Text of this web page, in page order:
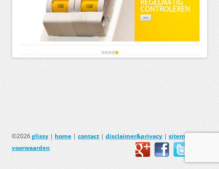
©2026glissy | home | contact | disclaimer&privacy | sitemap
voorwaarden